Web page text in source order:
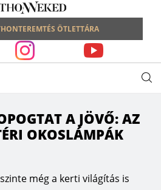
ÖTLETTÁRA
A JÖVŐ: AZ
OKOSLÁMPÁK
még a kerti világítás is